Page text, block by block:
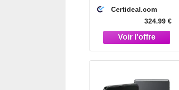
Certideal.com
324.99 €